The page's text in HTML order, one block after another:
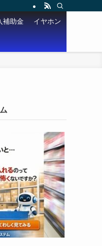
補助金 イヤホン